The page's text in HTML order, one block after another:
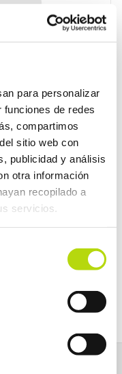
para personalizar
de redes
compartimos
sitio web con
publicidad y análisis
otra información
recopilado a
servicios.
no existe